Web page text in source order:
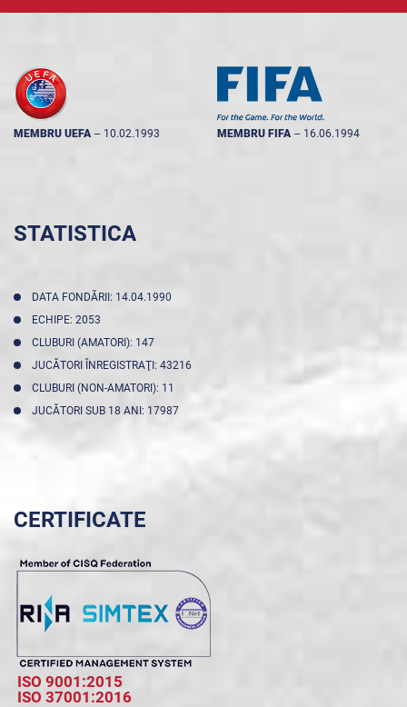
MEMBRU UEFA -- 10.02.1993 MEMBRU FIFA -- 16.06.1994
STATISTICA
DATA FONDĂRII: 14.04.1990
ECHIPE: 2053
CLUBURI (AMATORI): 147
JUCĂTORI ÎNREGISTRAŢI: 43216
CLUBURI (NON-AMATORI): 11
JUCĂTORI SUB 18 ANI: 17987
CERTIFICATE
ISO 9001:2015
ISO 37001:2016